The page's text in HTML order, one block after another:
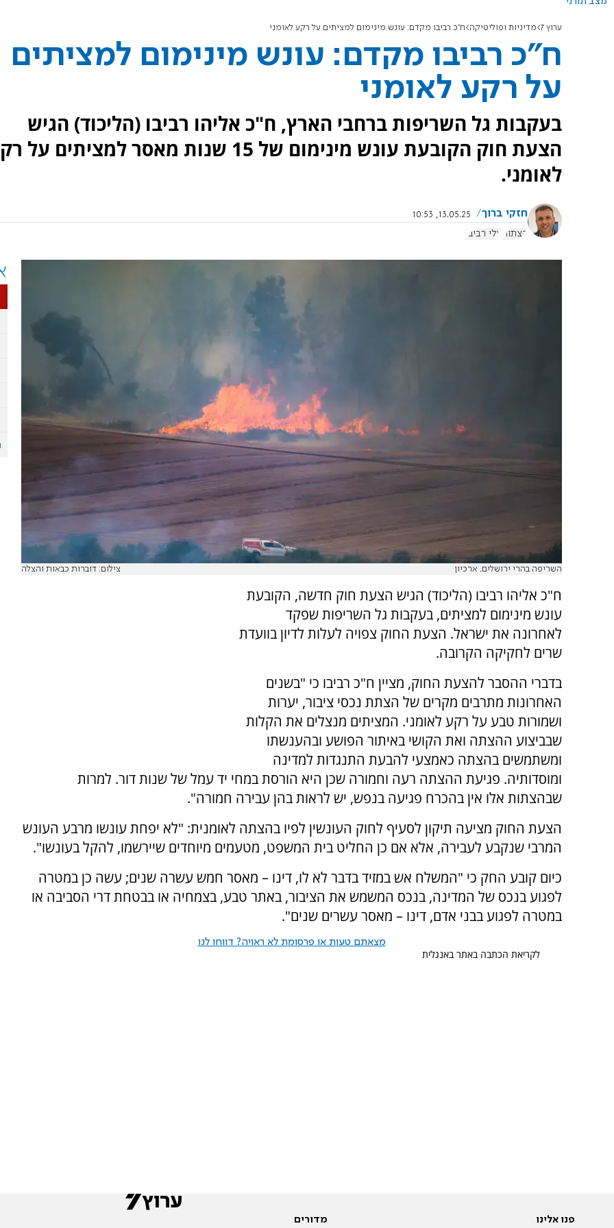
ערוץ 7 מדיניות ופוליטיקה ח"כ רביבו מקדם: עונש מינימום למציתים על רקע לאומני
ח"כ רביבו מקדם: עונש מינימום למציתים
על רקע לאומני
בעקבות גל השריפות ברחבי הארץ, ח"כ אליהו רביבו (הליכוד) הגיש
הצעת חוק הקובעת עונש מינימום של 15 שנות מאסר למציתים
לאומני.
חזקי ברוך
13.05.25, 10:53
הצתות
אלי רביבו
השריפה בהרי ירושלים. ארכיון צילום: דוברות כבאות והצלה
ח"כ אליהו רביבו (הליכוד) הגיש הצעת חוק חדשה, הקובעת
עונש מינימום למציתים, בעקבות גל השריפות שפקד
לאחרונה את ישראל. הצעת החוק צפויה לעלות לדיון בוועדת
שרים לחקיקה הקרובה.
בדברי ההסבר להצעת החוק, מציין ח"כ רביבו כי "בשנים
האחרונות מתרבים מקרים של הצתת נכסי ציבור, יערות
ושמורות טבע על רקע לאומני. המציתים מנצלים את הקלות
שבביצוע ההצתה ואת הקושי באיתור הפושע ובהענשתו
ומשתמשים בהצתה כאמצעי להבעת התנגדות למדינה
ומוסדותיה. פגיעת ההצתה רעה וחמורה שכן היא הורסת במחי יד עמל של שנות דור. למרות
שבהצתות אלו אין בהכרח פגיעה בנפש, יש לראות בהן עבירה חמורה".
הצעת החוק מציעה תיקון לסעיף לחוק העונשין לפיו בהצתה לאומנית: "לא יפחת עונשו מרבע העונש
המרבי שנקבע לעבירה, אלא אם כן החליט בית המשפט, מטעמים מיוחדים שיירשמו, להקל בעונשו".
כיום קובע החק כי "המשלח אש במזיד בדבר לא לו, דינו – מאסר חמש עשרה שנים; עשה כן במטרה
לפגוע בנכס של המדינה, בנכס המשמש את הציבור, באתר טבע, בצמחיה או בבטחת דרי הסביבה או
במטרה לפגוע בבני אדם, דינו – מאסר עשרים שנים".
מצאתם טעות או פרסומת לא ראויה? דווחו לנו
לקריאת הכתבה באתר באנגלית
פנו אלינו מדורים